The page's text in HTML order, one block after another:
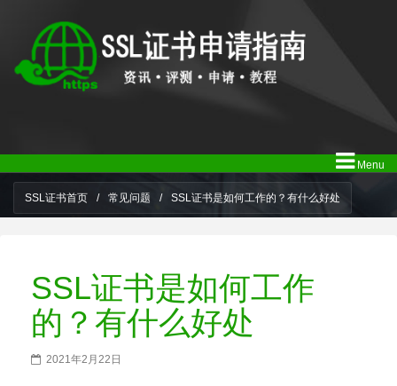
Menu
SSL证书首页 / 常见问题 / SSL证书是如何工作的？有什么好处
SSL证书是如何工作
的？有什么好处
2021年2月22日